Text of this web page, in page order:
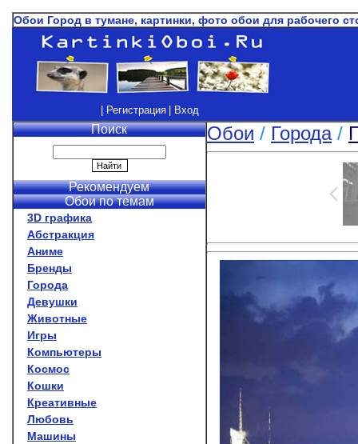
Обои Город в тумане, картинки, фото обои для рабочего
| Регистрация | Вход
Поиск
Рекомендуем
Обои по темам
3D графика
Абстракция
Аниме
Бренды
Города
Девушки
Животные
Игры
Компьютеры
Космос
Кошки
Креативные
Любовь
Машины
Обои / Города/